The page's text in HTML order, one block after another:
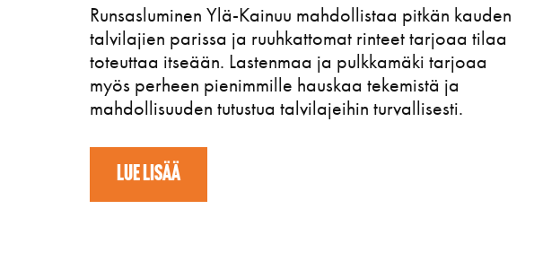
Runsasluminen Ylä-Kainuu mahdollistaa pitkän kauden
talvilajien parissa ja ruuhkattomat rinteet tarjoaa tilaa
toteuttaa itseään. Lastenmaa ja pulkkamäki tarjoaa
myös perheen pienimmille hauskaa tekemistä ja
mahdollisuuden tutustua talvilajeihin turvallisesti.
LUE LISÄÄ